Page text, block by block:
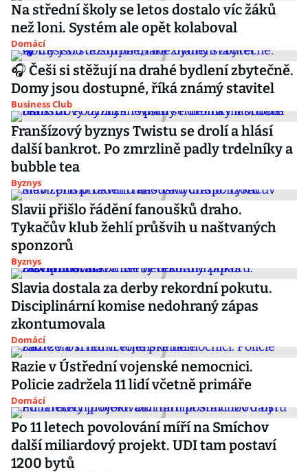
Na střední školy se letos dostalo víc žáků
než loni. Systém ale opět kolaboval
Domácí
🎧 Češi si stěžují na drahé bydlení zbytečně.
Domy jsou dostupné, říká známý stavitel
Business Club
Franšízový byznys Twistu se drolí a hlásí
další bankrot. Po zmrzlině padly trdelníky a
bubble tea
Byznys
Slavii přišlo řádění fanoušků draho.
Tykačův klub žehlí průšvih u naštvaných
sponzorů
Byznys
Slavia dostala za derby rekordní pokutu.
Disciplinární komise nedohraný zápas
zkontumovala
Domácí
Razie v Ústřední vojenské nemocnici.
Policie zadržela 11 lidí včetně primáře
Domácí
Po 11 letech povolování míří na Smíchov
další miliardový projekt. UDI tam postaví
1200 bytů